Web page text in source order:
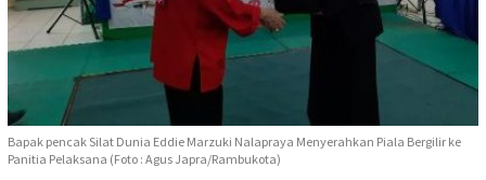
Bapak pencak Silat Dunia Eddie Marzuki Nalapraya Menyerahkan Piala Bergilir ke
Panitia Pelaksana (Foto : Agus Japra/Rambukota)